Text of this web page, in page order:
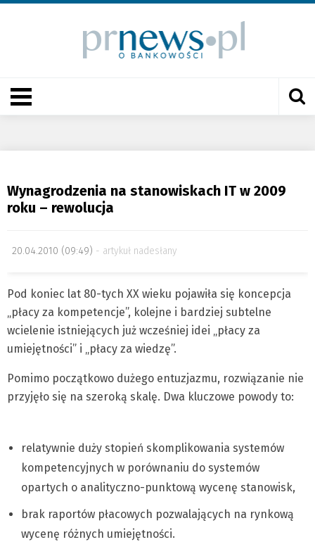
Wynagrodzenia na stanowiskach IT w 2009
roku – rewolucja
20.04.2010 (09:49) artykuł nadesłany
Pod koniec lat 80-tych XX wieku pojawiła się koncepcja
„płacy za kompetencje”, kolejne i bardziej subtelne
wcielenie istniejących już wcześniej idei „płacy za
umiejętności” i „płacy za wiedzę”.
Pomimo początkowo dużego entuzjazmu, rozwiązanie nie
przyjęło się na szeroką skalę. Dwa kluczowe powody to:
relatywnie duży stopień skomplikowania systemów
kompetencyjnych w porównaniu do systemów
opartych o analityczno-punktową wycenę stanowisk,
brak raportów płacowych pozwalających na rynkową
wycenę różnych umiejętności.